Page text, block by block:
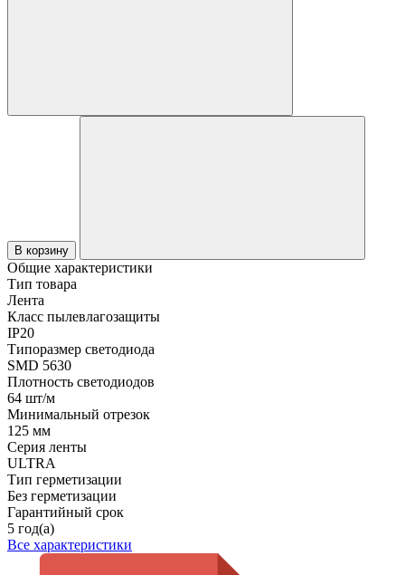
В корзину
Общие характеристики
Тип товара
Лента
Класс пылевлагозащиты
IP20
Типоразмер светодиода
SMD 5630
Плотность светодиодов
64 шт/м
Минимальный отрезок
125 мм
Серия ленты
ULTRA
Тип герметизации
Без герметизации
Гарантийный срок
5 год(а)
Все характеристики